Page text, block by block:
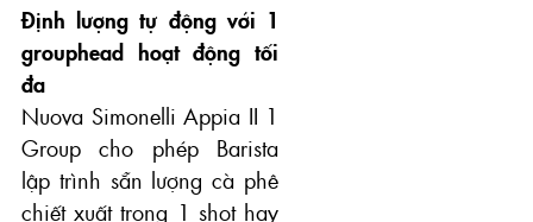
Định lượng tự động với 1
grouphead hoạt động tối
đa
Nuova Simonelli Appia II 1
Group cho phép Barista
lập trình sẵn lượng cà phê
chiết xuất trong 1 shot hay